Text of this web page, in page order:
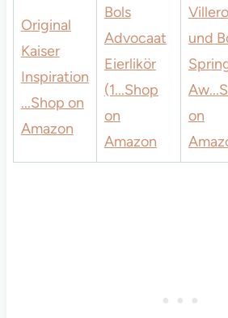
Original
Kaiser
Inspiration
...Shop on
Amazon
Bols
Advocaat
Eierlikör
(1...Shop
on
Amazon
und
Aw...
on